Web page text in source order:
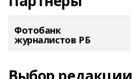
Фотобанк
журналистов РБ